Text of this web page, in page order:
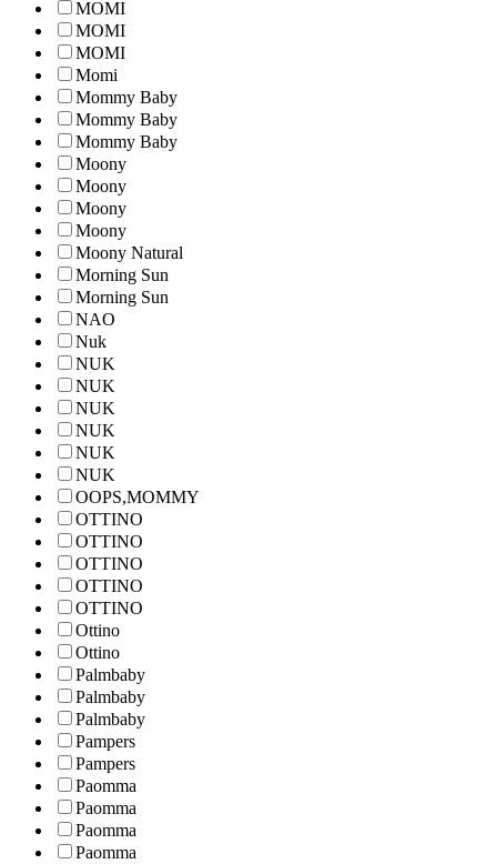
MOMI
MOMI
MOMI
Momi
Mommy Baby
Mommy Baby
Mommy Baby
Moony
Moony
Moony
Moony
Moony Natural
Morning Sun
Morning Sun
NAO
Nuk
NUK
NUK
NUK
NUK
NUK
NUK
OOPS,MOMMY
OTTINO
OTTINO
OTTINO
OTTINO
OTTINO
Ottino
Ottino
Palmbaby
Palmbaby
Palmbaby
Pampers
Pampers
Paomma
Paomma
Paomma
Paomma